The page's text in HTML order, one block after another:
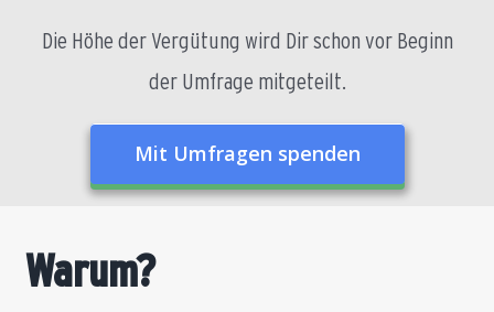
Die Höhe der Vergütung wird Dir schon vor Beginn
der Umfrage mitgeteilt.
Mit Umfragen spenden
Warum?